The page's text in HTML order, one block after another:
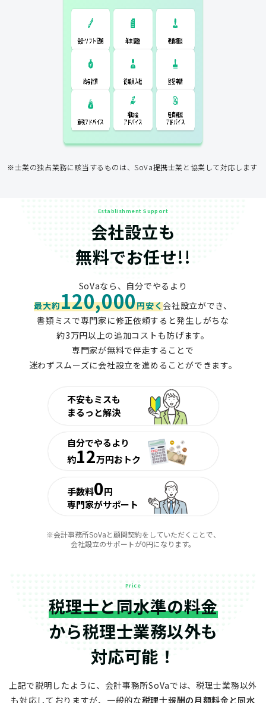
会計ソフト記
帳 年末調整 税務相談
年末調整
従業員入社
補助金
アドバイス
※士業の独占業務に該当するものは、SoVa提携士業と協業して対応します
Establishment Support
会社設立も
無料でお任せ!!
SoVaなら、自分でやるより
最大約120,000円安く会社設立ができ、
書類ミスで専門家に修正依頼すると発生しがちな
約3万円以上の追加コストも防げます。
専門家が無料で伴走することで
迷わずスムーズに会社設立を進めることができます。
不安もミスも
まるっと解決
自分でやるより
約12万円おトク
手数料0円
専門家がサポート
※会計事務所SoVaと顧問契約をしていただくことで、
会社設立のサポートが0円になります。
Price
税理士と同水準の料金
から税理士業務以外も
対応可能！
上記で説明したように、会計事務所SoVaでは、税理士業務以外
も対応しておりますが、 一般的な税理士報酬の月額料金と同水